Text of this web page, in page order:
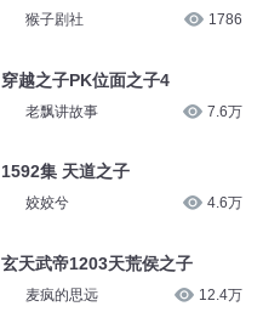
猴子剧社 1786
穿越之子PK位面之子4
老飘讲故事 7.6万
1592集 天道之子
姣姣兮 4.6万
玄天武帝1203天荒侯之子
麦疯的思远 12.4万